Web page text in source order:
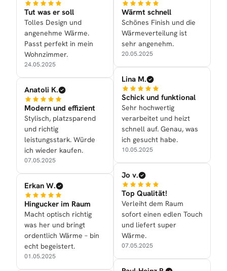
Tut was er soll
Tolles Design und
angenehme Wärme.
Passt perfekt in mein
Wohnzimmer.
24.05.2025
Anatoli K.
Modern und effizient
Stylisch, platzsparend
und richtig
leistungsstark. Würde
ich wieder kaufen.
07.05.2025
Erkan W.
Hingucker im Raum
Macht optisch richtig
was her und bringt
ordentlich Wärme – bin
echt begeistert.
01.05.2025
Wärmt schnell
Schönes Finish und die
Wärmeverteilung ist
sehr angenehm.
20.05.2025
Lina M.
Schick und funktional
Sehr hochwertig
verarbeitet und heizt
schnell auf. Genau, was
ich gesucht habe.
10.05.2025
Jo v.
Top Qualität!
Verleiht dem Raum
sofort einen edlen Touch
und liefert super
Wärme.
07.05.2025